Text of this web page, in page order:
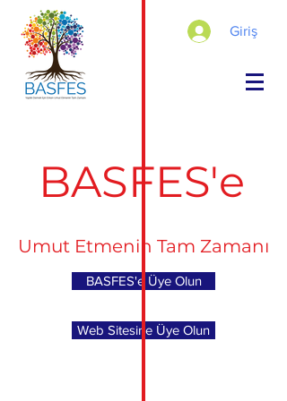
Giriş
BASFES'e
Umut Etmenin Tam Zamanı
BASFES'e Üye Olun
Web Sitesine Üye Olun